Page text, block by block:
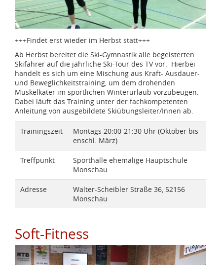
+++Findet erst wieder im Herbst statt+++
Ab Herbst bereitet die Ski-Gymnastik alle begeisterten
Skifahrer auf die jährliche Ski-Tour des TV vor. Hierbei
handelt es sich um eine Mischung aus Kraft- Ausdauer-
und Beweglichkeitstraining, um dem drohenden
Muskelkater im sportlichen Winterurlaub vorzubeugen.
Dabei läuft das Training unter der fachkompetenten
Anleitung von ausgebildete Skiübungsleiter/Innen ab.
Trainingszeit
Montags 20:00-21:30 Uhr (Oktober bis
enschl. März)
Treffpunkt
Sporthalle ehemalige Hauptschule
Monschau
Adresse
Walter-Scheibler Straße 36, 52156
Monschau
Soft-Fitness